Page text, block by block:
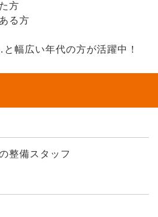
方
る方
幅広い年代の方が活躍中！
整備スタッフ